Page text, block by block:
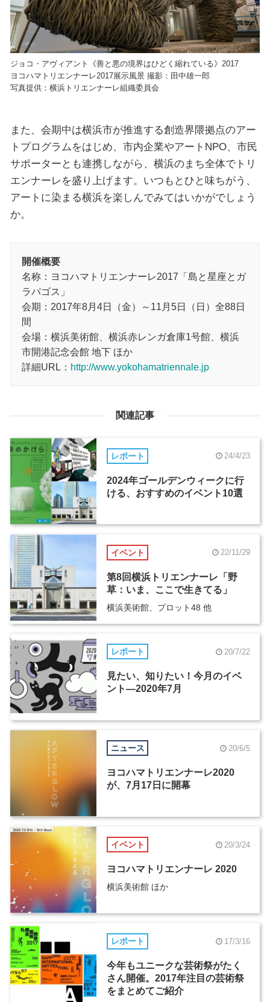
ジョコ・アヴィアント《善と悪の境界はひどく縮れている》2017
ヨコハマトリエンナーレ2017展示風景 撮影：田中雄一郎
写真提供：横浜トリエンナーレ組織委員会
また、会期中は横浜市が推進する創造界隈拠点のアー
トプログラムをはじめ、市内企業やアートNPO、市民
サポーターとも連携しながら、横浜のまち全体でトリ
エンナーレを盛り上げます。いつもとひと味ちがう、
アートに染まる横浜を楽しんでみてはいかがでしょう
か。
開催概要
名称：ヨコハマトリエンナーレ2017「島と星座とガ
ラパゴス」
会期：2017年8月4日（金）～11月5日（日）全88日
間
会場：横浜美術館、横浜赤レンガ倉庫1号館、横浜
市開港記念会館 地下 ほか
詳細URL： http://www.yokohamatriennale.jp
関連記事
レポート 24/4/23
2024年ゴールデンウィークに行
ける、おすすめのイベント10選
イベント 22/11/29
第8回横浜トリエンナーレ「野
草：いま、ここで⽣きてる」
横浜美術館、プロット48 他
レポート 20/7/22
見たい、知りたい！今月のイベ
ント―2020年7月
ニュース 20/6/5
ヨコハマトリエンナーレ2020
が、7月17日に開幕
イベント 20/3/24
ヨコハマトリエンナーレ 2020
横浜美術館 ほか
レポート 17/3/16
今年もユニークな芸術祭がたく
さん開催。2017年注目の芸術祭
をまとめてご紹介